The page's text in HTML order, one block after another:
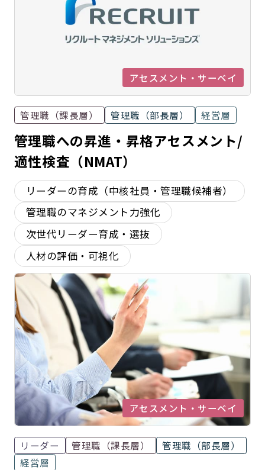
アセスメント・サーベイ
管理職（課長層） 管理職（部長層） 経営層
管理職への昇進・昇格アセスメント/
適性検査（NMAT）
リーダーの育成（中核社員・管理職候補者）
管理職のマネジメント力強化
次世代リーダー育成・選抜
人材の評価・可視化
アセスメント・サーベイ
リーダー 管理職（課長層）
管理職（部長層）
経営層